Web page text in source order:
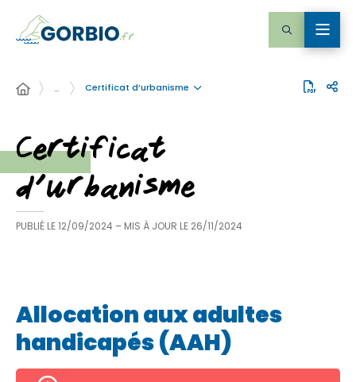
… Certificat d’urbanisme
Certificat
d’urbanisme
PUBLIÉ LE12/09/2024 – MIS À JOUR LE 26/11/2024
Allocation aux adultes
handicapés (AAH)